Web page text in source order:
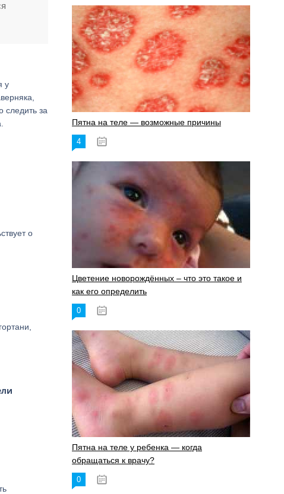
у
следить за
о
Пятна на теле — возможные причины
4
Цветение новорождённых – что это такое и
как его определить
0
Пятна на теле у ребенка — когда
обращаться к врачу?
0